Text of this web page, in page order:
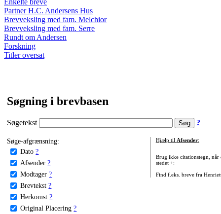
Partner H.C. Andersens Hus
Brevveksling med fam. Melchior
Brevveksling med fam. Serre
Rundt om Andersen
Forskning
Titler oversat
Søgning i brevbasen
Søgetekst ?
Søge-afgrænsning:
Dato ?
Afsender ?
Modtager ?
Brevtekst ?
Herkomst ?
Original Placering ?
Hjælp til Afsender:
Brug ikke citationstegn, når
stedet +:
Find f.eks. breve fra